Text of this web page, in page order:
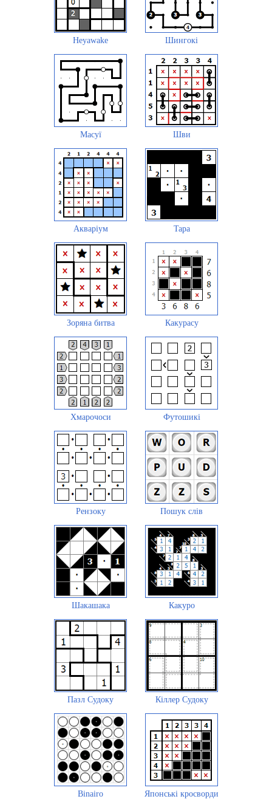
Heyawake Шингокі
Масуї Шви
Акваріум Tapa
Зоряна битва Какурасу
Хмарочоси Футошикі
Рензоку Пошук слів
Шакашака Какуро
Пазл Судоку Кіллер Судоку
Binairo Японські кросворди